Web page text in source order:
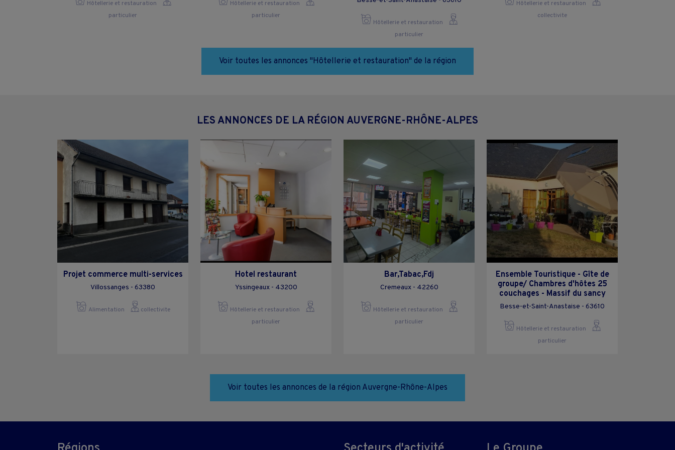
Hôtellerie et restauration
particulier
Hôtellerie et restauration
particulier
Hôtellerie et restauration
particulier
Hôtellerie et restauration
collectivite
Voir toutes les annonces "Hôtellerie et restauration" de la région
LES ANNONCES DE LA RÉGION AUVERGNE-RHÔNE-ALPES
Projet commerce multi-services
Villossanges - 63380
Alimentation collectivite
Hotel restaurant
Yssingeaux - 43200
Hôtellerie et restauration
particulier
Bar,Tabac,Fdj
Cremeaux - 42260
Hôtellerie et restauration
particulier
Ensemble Touristique - Gîte de
groupe/ Chambres d'hôtes 25
couchages - Massif du sancy
Besse-et-Saint-Anastaise - 63610
Hôtellerie et restauration
particulier
Voir toutes les annonces de la région Auvergne-Rhône-Alpes